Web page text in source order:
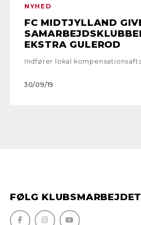
NYHED
FC MIDTJYLLAND
EKSTRA GULEROD
Indfører lokal
30/09/19
FØLG KLUBSMARBEJDET